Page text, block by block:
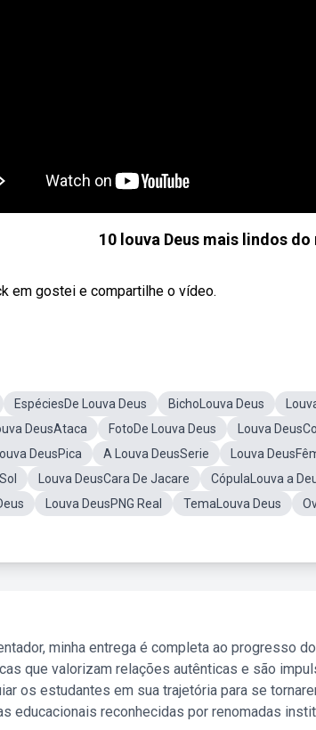
10 louva Deus mais lindos do
em gostei e compartilhe o vídeo.
EspéciesDe Louva Deus BichoLouva Deus
DeusAtaca FotoDe Louva Deus Louva
Louva DeusPica A Louva DeusSerie Louva
Louva DeusCara De Jacare CópulaLouva a
Louva DeusPNG Real TemaLouva Deus
minha entrega é completa ao progresso
que valorizam relações autênticas e são
os estudantes em sua trajetória para se
educacionais reconhecidas por renomadas